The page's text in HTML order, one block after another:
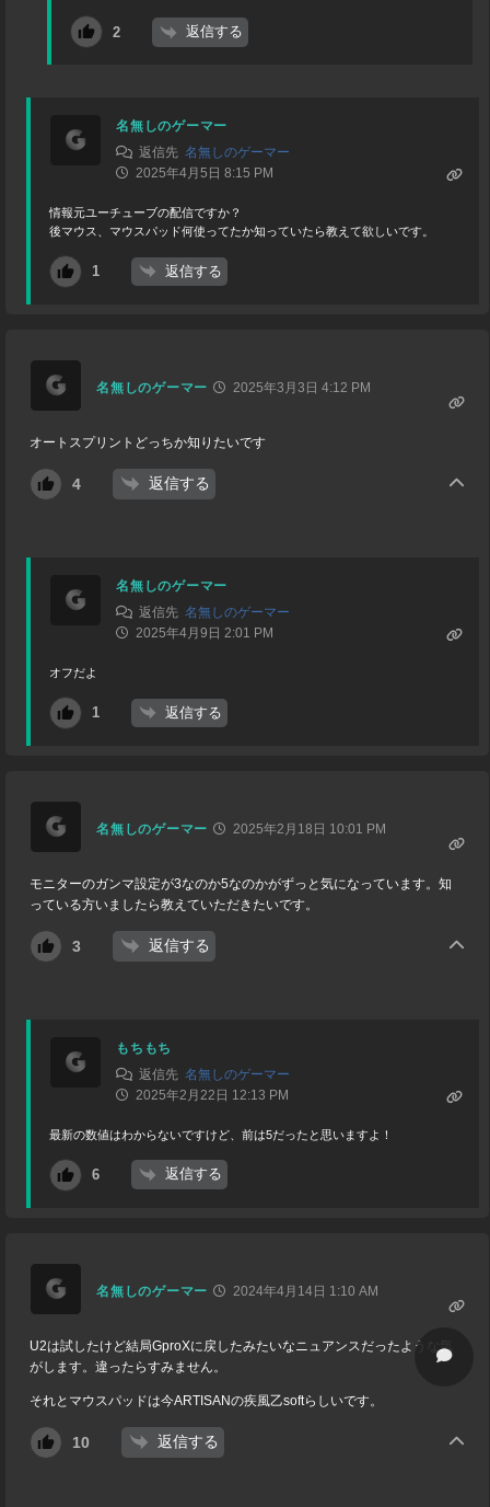
2 返信する
名無しのゲーマー
返信先名無しのゲーマー
2025年4月5日 8:15 PM
情報元ユーチューブの配信ですか？
後マウス、マウスパッド何使ってたか知っていたら教えて欲しいです。
1 返信する
名無しのゲーマー 2025年3月3日 4:12 PM
オートスプリントどっちか知りたいです
4 返信する
名無しのゲーマー
返信先名無しのゲーマー
2025年4月9日 2:01 PM
オフだよ
1 返信する
名無しのゲーマー 2025年2月18日 10:01 PM
モニターのガンマ設定が3なのか5なのかがずっと気になっています。知
っている方いましたら教えていただきたいです。
3 返信する
もちもち
返信先名無しのゲーマー
2025年2月22日 12:13 PM
最新の数値はわからないですけど、前は5だったと思いますよ！
6 返信する
名無しのゲーマー 2024年4月14日 1:10 AM
U2は試したけど結局GproXに戻したみたいなニュアンスだったような気
がします。違ったらすみません。
それとマウスパッドは今ARTISANの疾風乙softらしいです。
10 返信する